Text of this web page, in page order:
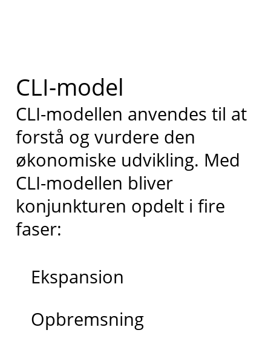
CLI-model
CLI-modellen anvendes til at
forstå og vurdere den
økonomiske udvikling. Med
CLI-modellen bliver
konjunkturen opdelt i fire
faser:
Ekspansion
Opbremsning